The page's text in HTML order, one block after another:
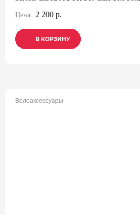
Цена: 2 200 р.
В КОРЗИНУ
В КОРЗИНУ
В КОРЗИНУ
Велоаксессуары